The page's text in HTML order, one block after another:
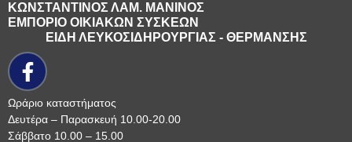
ΚΩΝΣΤΑΝΤΙΝΟΣ ΛΑΜ. ΜΑΝΙΝΟΣ
ΕΜΠΟΡΙΟ ΟΙΚΙΑΚΩΝ ΣΥΣΚΕΩΝ
ΕΙΔΗ ΛΕΥΚΟΣΙΔΗΡΟΥΡΓΙΑΣ - ΘΕΡΜΑΝΣΗΣ
Ωράριο καταστήματος
Δευτέρα – Παρασκευή 10.00-20.00
Σάββατο 10.00 – 15.00